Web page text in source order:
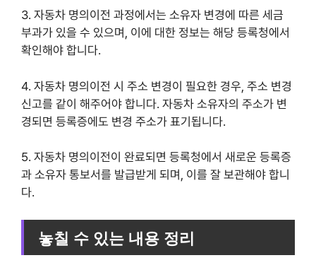
3. 자동차 명의이전 과정에서는 소유자 변경에 따른 세금
부과가 있을 수 있으며, 이에 대한 정보는 해당 등록청에서
확인해야 합니다.
4. 자동차 명의이전 시 주소 변경이 필요한 경우, 주소 변경
신고를 같이 해주어야 합니다. 자동차 소유자의 주소가 변
경되면 등록증에도 변경 주소가 표기됩니다.
5. 자동차 명의이전이 완료되면 등록청에서 새로운 등록증
과 소유자 통보서를 발급받게 되며, 이를 잘 보관해야 합니
다.
놓칠 수 있는 내용 정리